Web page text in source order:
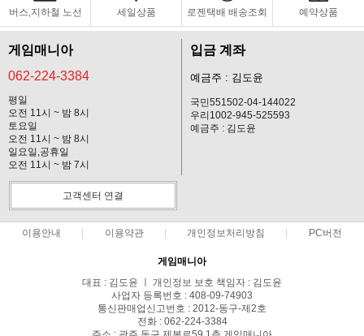
버스,지하철 노선 세일상품 로젠택배 배송조회 예약상품
게임매니아
062-224-3384
평일
오전 11시 ~ 밤 8시
토요일
오전 11시 ~ 밤 8시
일요일,공휴일
오전 11시 ~ 밤 7시
입금 계좌
예금주 : 김도윤
국민551502-04-144022
우리1002-945-525593
예금주 : 김도윤
고객센터 연결
이용안내 이용약관 개인정보처리방침 PC버전
게임매니아
대표 : 김도윤 ㅣ 개인정보 보호 책임자 : 김도윤
사업자 등록번호 : 408-09-74903
통신판매업신고번호 : 2012-동구-제2호
전화 : 062-224-3384